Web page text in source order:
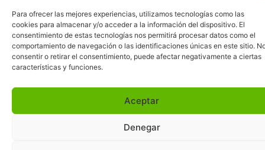
Para ofrecer las mejores experiencias, utilizamos tecnologías como las
cookies para almacenar y/o acceder a la información del dispositivo. El
consentimiento de estas tecnologías nos permitirá procesar datos como el
comportamiento de navegación o las identificaciones únicas en este sitio.
consentir o retirar el consentimiento, puede afectar negativamente a ciertas
características y funciones.
Aceptar
Denegar
Aviso LegalPolítica de Cookies
Política de Privacidad y cookiesDeclaración de Accesibilidad
Política de ventasMapa del Sitio